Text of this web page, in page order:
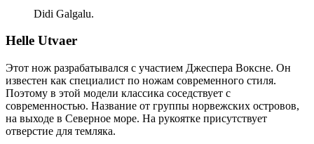
Didi Galgalu.
Helle Utvaer
Этот нож разрабатывался с участием Джеспера Воксне. Он
известен как специалист по ножам современного стиля.
Поэтому в этой модели классика соседствует с
современностью. Название от группы норвежских островов,
на выходе в Северное море. На рукоятке присутствует
отверстие для темляка.